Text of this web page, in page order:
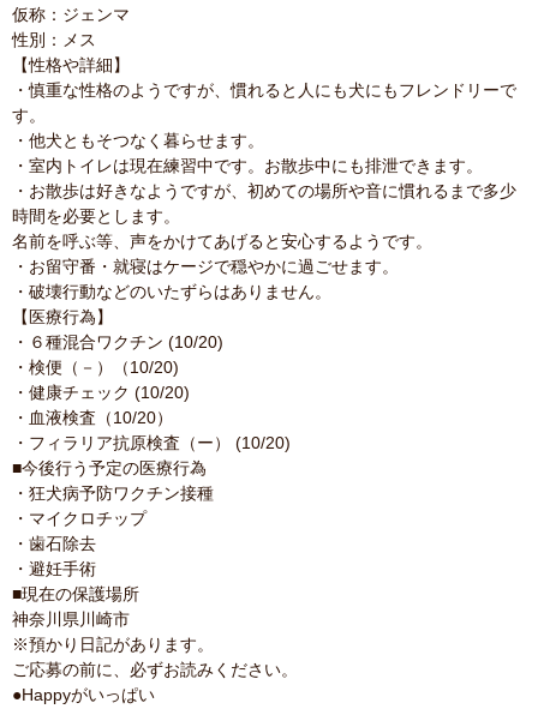
仮称：ジェンマ
性別：メス
【性格や詳細】
・慎重な性格のようですが、慣れると人にも犬にもフレンドリーで
す。
・他犬ともそつなく暮らせます。
・室内トイレは現在練習中です。お散歩中にも排泄できます。
・お散歩は好きなようですが、初めての場所や音に慣れるまで多少
時間を必要とします。
名前を呼ぶ等、声をかけてあげると安心するようです。
・お留守番・就寝はケージで穏やかに過ごせます。
・破壊行動などのいたずらはありません。
【医療行為】
・６種混合ワクチン (10/20)
・検便（－）（10/20)
・健康チェック (10/20)
・血液検査（10/20）
・フィラリア抗原検査（ー） (10/20)
■今後行う予定の医療行為
・狂犬病予防ワクチン接種
・マイクロチップ
・歯石除去
・避妊手術
■現在の保護場所
神奈川県川崎市
※預かり日記があります。
ご応募の前に、必ずお読みください。
●Happyがいっぱい